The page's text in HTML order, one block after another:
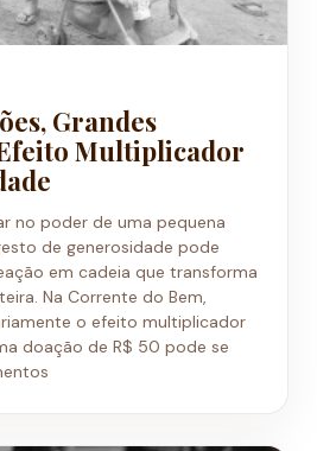
Grandes
Multiplicador
no poder de uma pequena
de generosidade pode
em cadeia que transforma
Na Corrente do Bem,
o efeito multiplicador
doação de R$ 50 pode se